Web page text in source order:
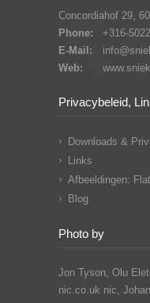
Concordiahof 29,
Phone:
+316-
E-Mail:
Web:
Privacybeleid,
Downloads &
Links
Afbeeldingen:
Blog
Photo by
Jon Tyson, Olu
nic.co.uk nic,